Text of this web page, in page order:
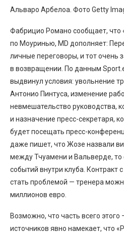
Альваро Арбелоа. Фото Getty
Фабрицио Романо сообщает, что
по Моуринью, MD дополняет:
личные переговоры, и тот очень
в возвращении. По данным
выдвинул условия: увольнение
Антонио Пинтуса, изменение
невмешательство руководства,
и назначение пресс-секретаря,
будет посещать пресс-
даже пишет, что Жозе назвали
между Тчуамени и Вальверде, то
событий внутри клуба. Контракт
стать проблемой — тренера
миллионов евро.
Возможно, что часть всего
источников явно намекает, что